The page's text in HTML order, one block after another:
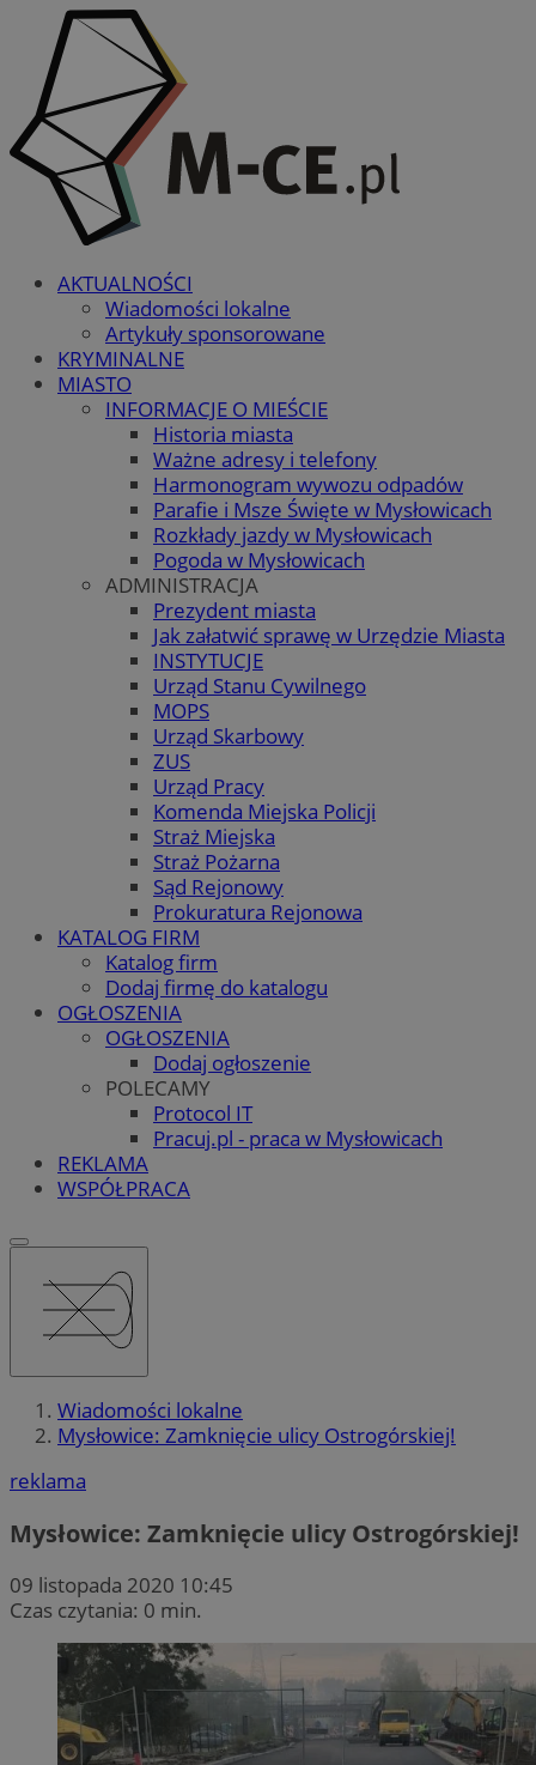
AKTUALNOŚCI
Wiadomości lokalne
Artykuły sponsorowane
KRYMINALNE
MIASTO
INFORMACJE O MIEŚCIE
Historia miasta
Ważne adresy i telefony
Harmonogram wywozu odpadów
Parafie i Msze Święte w Mysłowicach
Rozkłady jazdy w Mysłowicach
Pogoda w Mysłowicach
ADMINISTRACJA
Prezydent miasta
Jak załatwić sprawę w Urzędzie Miasta
INSTYTUCJE
Urząd Stanu Cywilnego
MOPS
Urząd Skarbowy
ZUS
Urząd Pracy
Komenda Miejska Policji
Straż Miejska
Straż Pożarna
Sąd Rejonowy
Prokuratura Rejonowa
KATALOG FIRM
Katalog firm
Dodaj firmę do katalogu
OGŁOSZENIA
OGŁOSZENIA
Dodaj ogłoszenie
POLECAMY
Protocol IT
Pracuj.pl - praca w Mysłowicach
REKLAMA
WSPÓŁPRACA
Wiadomości lokalne
Mysłowice: Zamknięcie ulicy Ostrogórskiej!
reklama
Mysłowice: Zamknięcie ulicy Ostrogórskiej!
09 listopada 2020 10:45
Czas czytania: 0 min.